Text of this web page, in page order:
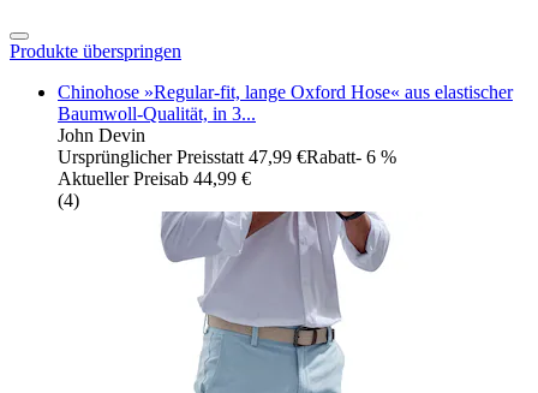
Produkte überspringen
Chinohose »Regular-fit, lange Oxford Hose« aus elastischer
Baumwoll-Qualität, in 3...
John Devin
Ursprünglicher Preisstatt 47,99 €Rabatt- 6 %
Aktueller Preisab 44,99 €
(4)